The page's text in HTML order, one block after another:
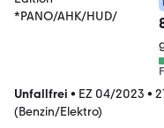
Unfallfrei • EZ 04/2023 •
(Benzin/Elektro)